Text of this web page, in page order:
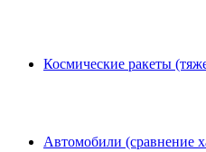
Космические ракеты
Автомобили (сравнение